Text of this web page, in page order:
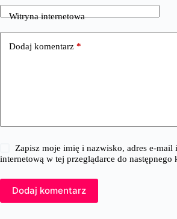
Witryna internetowa
Dodaj komentarz *
Zapisz moje imię i nazwisko, adres e-mail
internetową w tej przeglądarce do następnego
Dodaj komentarz